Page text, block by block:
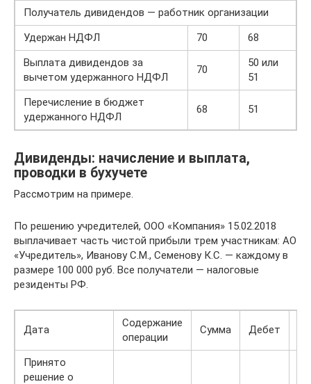
Получатель дивидендов — работник организации
Удержан НДФЛ
70
68
Выплата дивидендов за
вычетом удержанного НДФЛ
70
50 или
51
Перечисление в бюджет
удержанного НДФЛ
68 51
Дивиденды: начисление и выплата,
проводки в бухучете
Рассмотрим на примере.
По решению учредителей, ООО «Компания» 15.02.2018
выплачивает часть чистой прибыли трем участникам: АО
«Учредитель», Иванову С.М., Семенову К.С. — каждому в
размере 100 000 руб. Все получатели — налоговые
резиденты РФ.
Дата
Содержание
операции
Сумма Дебет
Принято
решение о